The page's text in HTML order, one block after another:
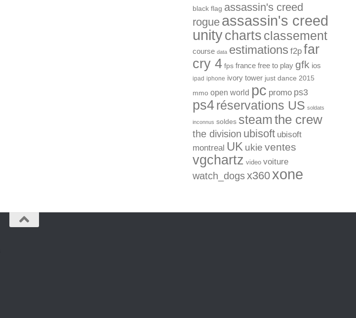
black flag assassin's creed
rogue assassin's creed
unitycharts classement
course data estimations f2p far
cry 4 fps france free to play gfk ios
ipad iphone ivory tower just dance 2015
mmo open world pc promo ps3
ps4réservations US soldats
inconnus soldes steamthe crew
the division ubisoft ubisoft
montreal UK ukie ventes
vgchartz video voiture
watch_dogsx360 xone